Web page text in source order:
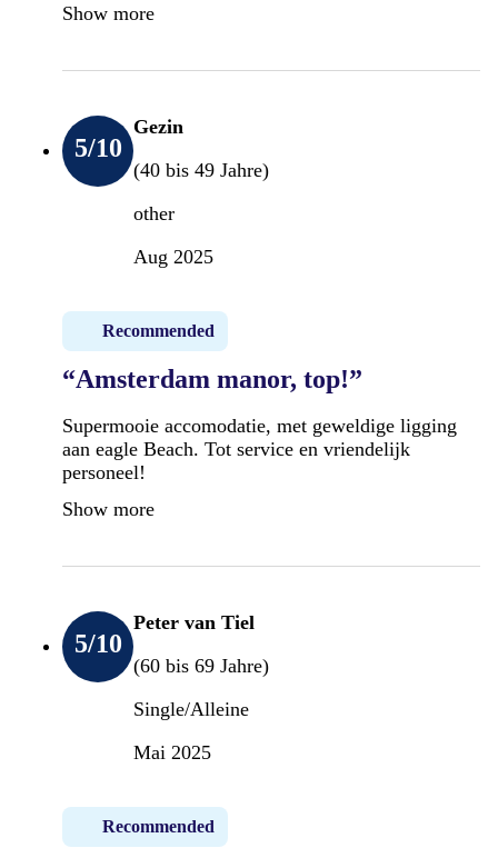
Show more
5/10
Gezin
(40 bis 49 Jahre)
other
Aug 2025
Recommended
“Amsterdam manor, top!”
Supermooie accomodatie, met geweldige ligging
aan eagle Beach. Tot service en vriendelijk
personeel!
Show more
5/10
Peter van Tiel
(60 bis 69 Jahre)
Single/Alleine
Mai 2025
Recommended